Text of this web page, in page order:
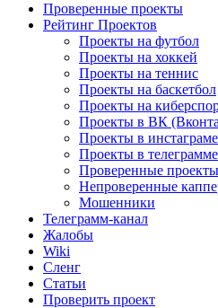
Проверенные проекты
Рейтинг Проектов
Проекты на футбол
Проекты на хоккей
Проекты на теннис
Проекты на баскетбол
Проекты на
Проекты в ВК
Проекты в инстаграме
Проекты в телеграмме
Проверенные проекты
Непроверенные
Мошенники
Телеграмм-канал
Жалобы
Wiki
Сленг
Статьи
Проверить проект